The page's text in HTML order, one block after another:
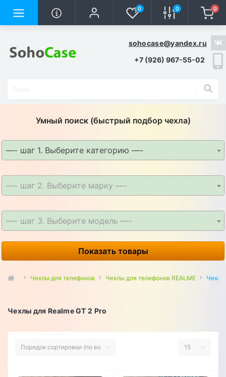
0 0 0
sohocase@yandex.ru
+7 (926) 967-55-02
Умный поиск (быстрый подбор чехла)
—- шаг 1. Выберите категорию —-
—- шаг 2. Выберите марку —-
—- шаг 3. Выберите модель —-
Показать товары
Чехлы для телефонов Чехлы для телефонов REALME Чехлы
Чехлы для Realme GT 2 Pro